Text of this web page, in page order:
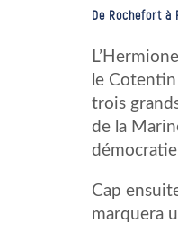
De Rochefort à
le
trois
de la
Cap
marquera